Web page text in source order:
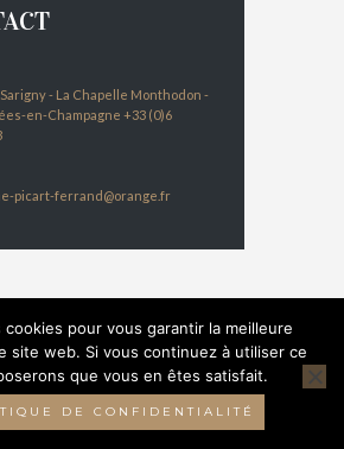
- La Chapelle Monthodon -
en-Champagne +33 (0)6
picart-ferrand@orange.fr
Picart-Ferrand - Réalisation :
- Mentions légales -Données
pour vous garantir la meilleure
site web. Si vous continuez à utiliser ce
que vous en êtes satisfait.
DE CONFIDENTIALITÉ